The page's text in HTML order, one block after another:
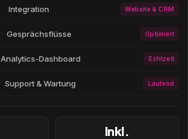
Integration Website & CRM
Gesprächsflüsse Optimiert
Analytics-Dashboard Echtzeit
Support & Wartung Laufend
Inkl.